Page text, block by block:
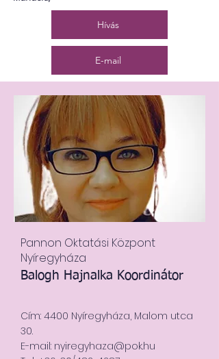
Hívás
E-mail
Pannon Oktatási Központ
Nyíregyháza
Balogh Hajnalka Koordinátor
Cím: 4400 Nyíregyháza, Malom utca
30.
E-mail: nyiregyhaza@pok.hu